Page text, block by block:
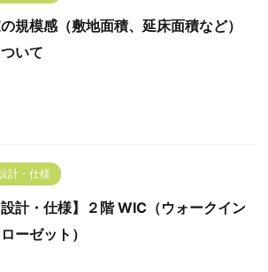
規模感（敷地面積、延床面積など）
いて
計・仕様
設計・仕様】２階 WIC（ウォークイン
ーゼット）